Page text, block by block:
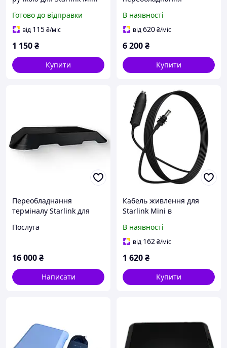
Готово до відправки
від 115₴/міс
1 150₴
Купити
Drivelink MINI чорний
В наявності
від620₴/міс
6 200₴
Купити
Переобладнання
терміналу Starlink для
Послуга
16 000₴
Написати
Кабель живлення для
Starlink Mini в
прикурювач до DC 10м
В наявності
від 162₴/міс
1 620₴
Купити